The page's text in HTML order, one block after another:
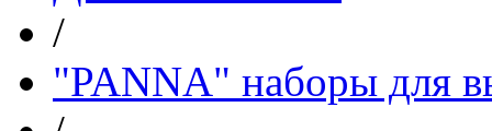
/
"PANNA" наборы для